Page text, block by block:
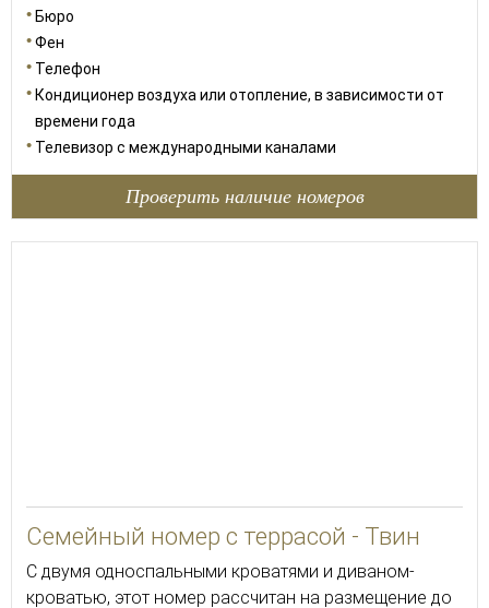
Бюро
Фен
Телефон
Кондиционер воздуха или отопление, в зависимости от
времени года
Телевизор с международными каналами
Проверить наличие номеров
Семейный номер с террасой - Твин
С двумя односпальными кроватями и диваном-
кроватью, этот номер рассчитан на размещение до